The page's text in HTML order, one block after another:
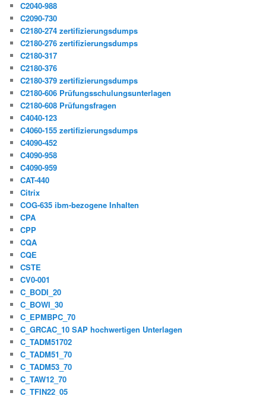
C2040-988
C2090-730
C2180-274 zertifizierungsdumps
C2180-276 zertifizierungsdumps
C2180-317
C2180-376
C2180-379 zertifizierungsdumps
C2180-606 Prüfungsschulungsunterlagen
C2180-608 Prüfungsfragen
C4040-123
C4060-155 zertifizierungsdumps
C4090-452
C4090-958
C4090-959
CAT-440
Citrix
COG-635 ibm-bezogene Inhalten
CPA
CPP
CQA
CQE
CSTE
CV0-001
C_BODI_20
C_BOWI_30
C_EPMBPC_70
C_GRCAC_10 SAP hochwertigen Unterlagen
C_TADM51702
C_TADM51_70
C_TADM53_70
C_TAW12_70
C_TFIN22_05